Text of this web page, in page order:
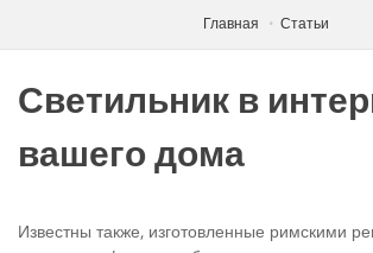
Главная Статьи
Светильник в
вашего дома
Известны также, изготовленные римскими